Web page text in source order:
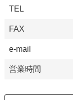
TEL
FAX
e-mail
営業時間